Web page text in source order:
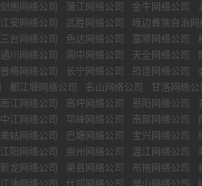
剑阁网络公司 蒲江网络公司 金牛网络公司
江安网络公司 武胜网络公司
峨边彝族自治网
三台网络公司 色达网络公司 富顺网络公司
通川网络公司 阆中网络公司 天全网络公司
普格网络公司 长宁网络公司 筠连网络公司
都江堰网络公司 名山网络公司
甘洛网络公
南江网络公司 高坪网络公司 恩阳网络公司
中江网络公司 邛崃网络公司 南部网络公司
美姑网络公司 巴塘网络公司 宝兴网络公司
江阳网络公司 崇州网络公司 温江网络公司
新龙网络公司 渠县网络公司 布拖网络公司